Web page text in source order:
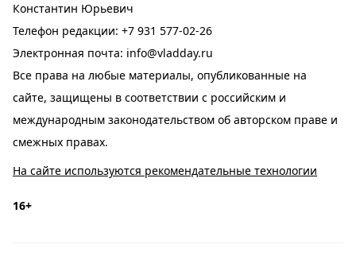
Константин Юрьевич
Телефон редакции: +7 931 577-02-26
Электронная почта: info@vladday.ru
Все права на любые материалы, опубликованные на
сайте, защищены в соответствии с российским и
международным законодательством об авторском праве и
смежных правах.
На сайте используются рекомендательные технологии
16+